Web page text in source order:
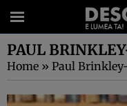
PAUL
Home » Paul